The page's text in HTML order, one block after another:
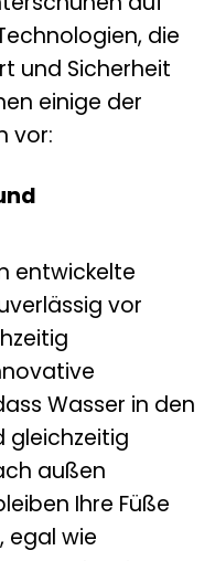
die
und Sicherheit
einige der
vor:
entwickelte
vor
Wasser in den
gleichzeitig
außen
Ihre Füße
egal wie